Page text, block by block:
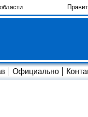
Официально